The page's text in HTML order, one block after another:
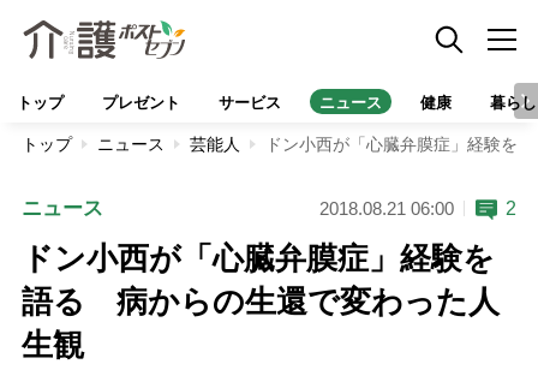
トップ プレゼント サービス ニュース 健康 暮らし
トップ ニュース 芸能人 ドン小西が「心臓弁膜症」経験を
ニュース 2018.08.21 06:00 2
ドン小西が「心臓弁膜症」経験を
語る 病からの生還で変わった人
生観